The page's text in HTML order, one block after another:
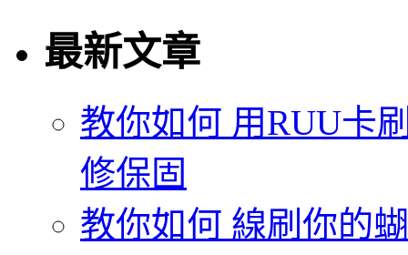
最新文章
教你如何 用RUU卡
修保固
教你如何 線刷你的